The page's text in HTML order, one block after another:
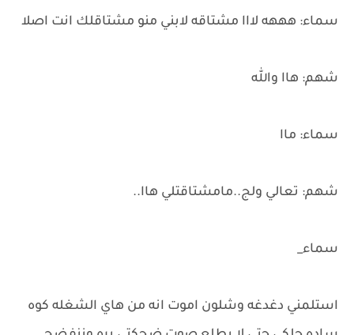
سماء: هههه لااا مشتاقه لابني منو مشتاقلك انت اصلا
شهم: هاا والله
سماء: ماا
شهم: تعالي ولج..مامشتاقتلي هاا..
سماء_
استلمني دغدغه وشلون اموت انه من هاي الشغله كوه